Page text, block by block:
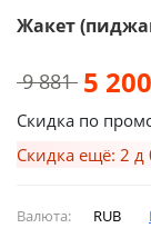
Жакет
9 881 5 200
Скидка по
Скидка ещё: 2
Валюта: RUB